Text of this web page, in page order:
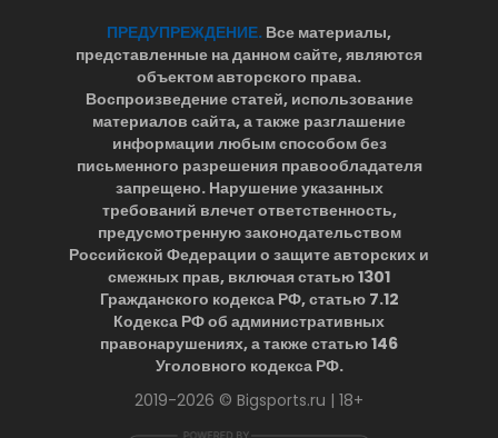
ПРЕДУПРЕЖДЕНИЕ. Все материалы,
представленные на данном сайте, являются
объектом авторского права.
Воспроизведение статей, использование
материалов сайта, а также разглашение
информации любым способом без
письменного разрешения правообладателя
запрещено. Нарушение указанных
требований влечет ответственность,
предусмотренную законодательством
Российской Федерации о защите авторских и
смежных прав, включая статью 1301
Гражданского кодекса РФ, статью 7.12
Кодекса РФ об административных
правонарушениях, а также статью 146
Уголовного кодекса РФ.
2019-2026 © Bigsports.ru | 18+